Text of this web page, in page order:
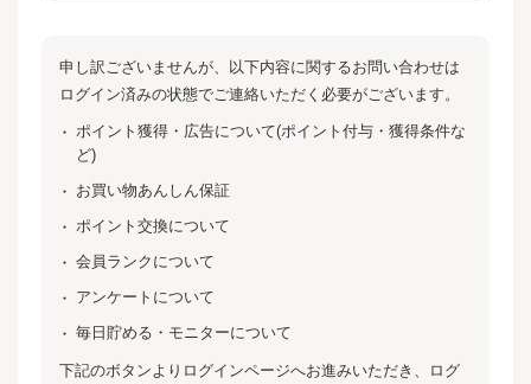
申し訳ございませんが、以下内容に関するお問い合わせは
ログイン済みの状態でご連絡いただく必要がございます。
ポイント獲得・広告について(ポイント付与・獲得条件な
ど)
お買い物あんしん保証
ポイント交換について
会員ランクについて
アンケートについて
毎日貯める・モニターについて
下記のボタンよりログインページへお進みいただき、ログ